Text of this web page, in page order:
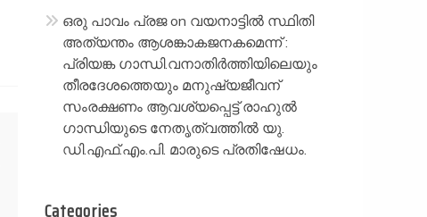
ഒരു പാവം പ്രജon വയനാട്ടിൽ സ്ഥിതി
അത്യന്തം ആശങ്കാകജനകമെന്ന് :
പ്രിയങ്ക ഗാന്ധി.വനാതിർത്തിയിലെയും
തീരദേശത്തെയും മനുഷ്യജീവന്
സംരക്ഷണം ആവശ്യപ്പെട്ട് രാഹുൽ
ഗാന്ധിയുടെ നേതൃത്വത്തിൽ യു.
ഡി.എഫ്.എം.പി. മാരുടെ പ്രതിഷേധം.
Categories